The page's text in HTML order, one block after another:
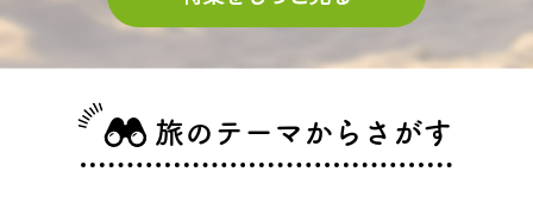
旅のテーマからさがす